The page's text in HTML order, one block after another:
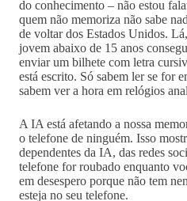
do conhecimento – não estou
quem não memoriza não sabe
de voltar dos Estados Unidos.
jovem abaixo de 15 anos
enviar um bilhete com letra
está escrito. Só sabem ler se for
sabem ver a hora em relógios
A IA está afetando a nossa
o telefone de ninguém. Isso
dependentes da IA, das redes
telefone for roubado enquanto
em desespero porque não tem
esteja no seu telefone.